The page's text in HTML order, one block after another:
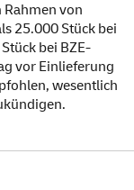
Rahmen von
25.000 Stück bei
bei BZE-
vor Einlieferung
wesentlich